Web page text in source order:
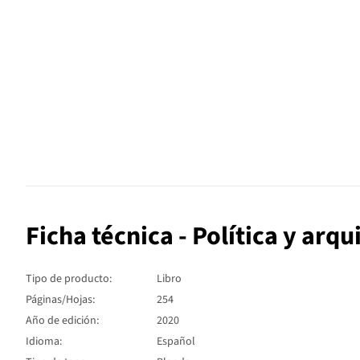
Ficha técnica - Política y
Tipo de producto:
Libro
Páginas/Hojas:
254
Año de edición:
2020
Idioma:
Español